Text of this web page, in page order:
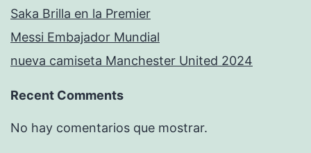
Saka Brilla en la Premier
Messi Embajador Mundial
nueva camiseta Manchester United 2024
Recent Comments
No hay comentarios que mostrar.